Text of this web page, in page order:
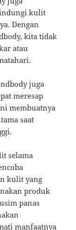
kulit
Dengan
kita tidak
atau
juga
meresap
membuatnya
saat
selama
kulit yang
produk
panas
manfaatnya